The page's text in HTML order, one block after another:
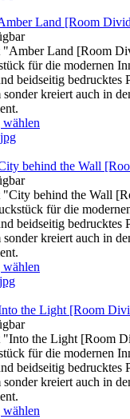
Land [Room
"Amber Land [Room
für die modernen
beidseitig bedrucktes
kreiert auch in
behind the Wall
"City behind the Wall
für die
beidseitig bedrucktes
kreiert auch in
the Light [Room
"Into the Light [Room
für die modernen
beidseitig bedrucktes
kreiert auch in